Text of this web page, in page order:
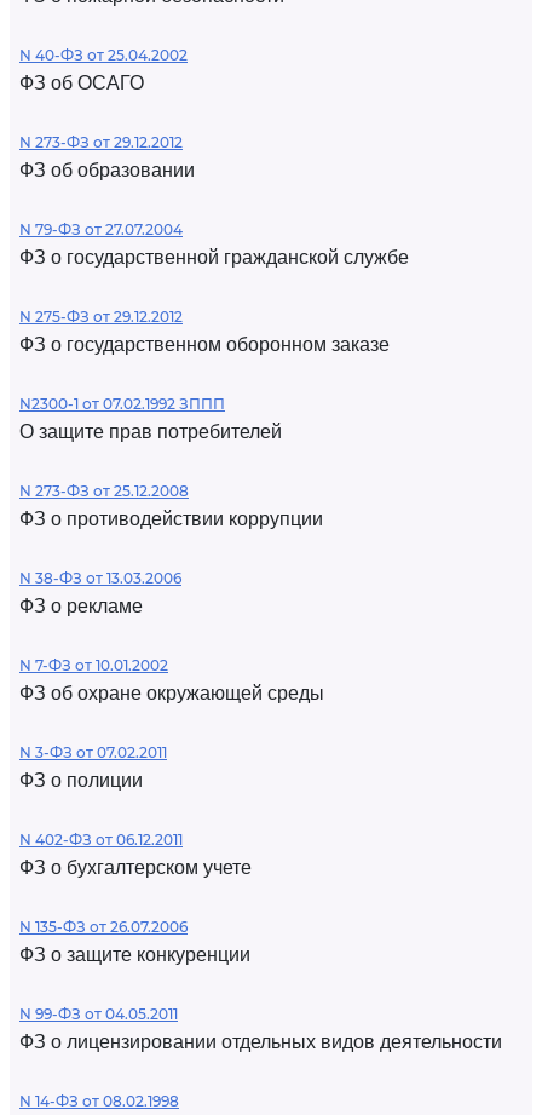
N 40-ФЗ от 25.04.2002
ФЗ об ОСАГО
N 273-ФЗ от 29.12.2012
ФЗ об образовании
N 79-ФЗ от 27.07.2004
ФЗ о государственной гражданской службе
N 275-ФЗ от 29.12.2012
ФЗ о государственном оборонном заказе
N2300-1 от 07.02.1992 ЗППП
О защите прав потребителей
N 273-ФЗ от 25.12.2008
ФЗ о противодействии коррупции
N 38-ФЗ от 13.03.2006
ФЗ о рекламе
N 7-ФЗ от 10.01.2002
ФЗ об охране окружающей среды
N 3-ФЗ от 07.02.2011
ФЗ о полиции
N 402-ФЗ от 06.12.2011
ФЗ о бухгалтерском учете
N 135-ФЗ от 26.07.2006
ФЗ о защите конкуренции
N 99-ФЗ от 04.05.2011
ФЗ о лицензировании отдельных видов деятельности
N 14-ФЗ от 08.02.1998